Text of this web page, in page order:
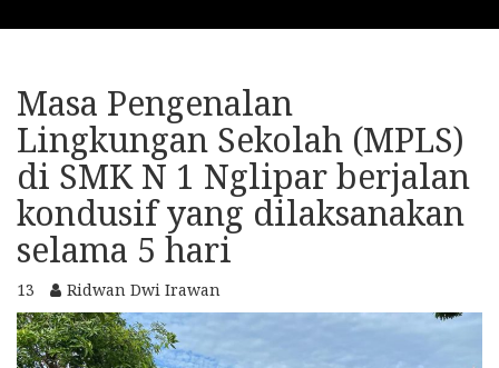
Masa Pengenalan
Lingkungan Sekolah (MPLS)
di SMK N 1 Nglipar berjalan
kondusif yang dilaksanakan
selama 5 hari
13 Ridwan Dwi Irawan